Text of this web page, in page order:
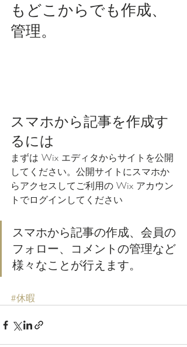
もどこからでも作成、
管理。
スマホから記事を作成す
るには
まずは Wix エディタからサイトを公開
してください。公開サイトにスマホか
らアクセスしてご利用の Wix アカウン
トでログインしてください
スマホから記事の作成、会員の
フォロー、コメントの管理など
様々なことが行えます。
#休暇